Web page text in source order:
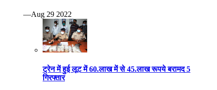
—Aug 29 2022
ट्रेन में हुई लूट में 60.लाख में से 45.लाख रूपये बरामद 5
गिरफ्तार